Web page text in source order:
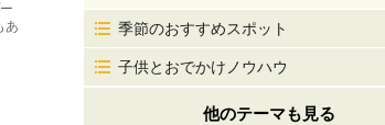
あ
季節のおすすめスポット
子供とおでかけノウハウ
他のテーマも見る